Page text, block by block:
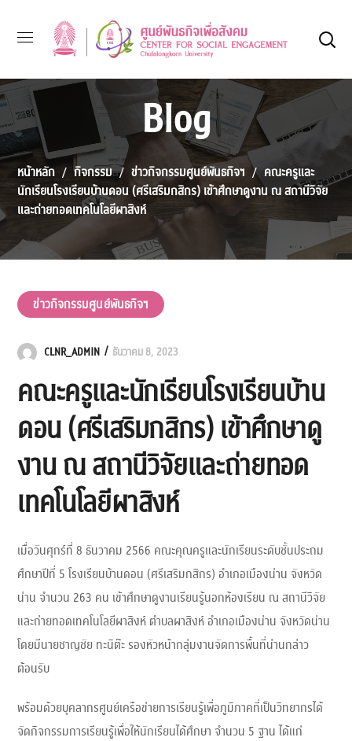
Blog
หน้าหลัก กิจกรรม ข่าวกิจกรรมศูนย์พันธกิจฯ
คณะครูและ
นักเรียนโรงเรียนบ้านดอน (ศรีเสริมกสิกร) เข้าศึกษาดูงาน ณ สถานีวิจัย
และถ่ายทอดเทคโนโลยีผาสิงห์
ข่าวกิจกรรมศูนย์พันธกิจฯ
CLNR_ADMIN ธันวาคม 8, 2023
คณะครูและนักเรียนโรงเรียนบ้าน
ดอน (ศรีเสริมกสิกร) เข้าศึกษาดู
งาน ณ สถานีวิจัยและถ่ายทอด
เทคโนโลยีผาสิงห์
เมื่อวันศุกร์ที่ 8 ธันวาคม 2566 คณะคุณครูและนักเรียนระดับชั้นประถม
ศึกษาปีที่ 5 โรงเรียนบ้านดอน (ศรีเสริมกสิกร) อำเภอเมืองน่าน จังหวัด
น่าน จำนวน 263 คน เข้าศึกษาดูงานเรียนรู้นอกห้องเรียน ณ สถานีวิจัย
และถ่ายทอดเทคโนโลยีผาสิงห์ ตำบลผาสิงห์ อำเภอเมืองน่าน จังหวัดน่าน
โดยมีนายชาญชัย ทะนิต๊ะ รองหัวหน้ากลุ่มงานจัดการพื้นที่น่านกล่าว
ต้อนรับ
พร้อมด้วยบุคลากรศูนย์เครือข่ายการเรียนรู้เพื่อภูมิภาคที่เป็นวิทยากรได้
จัดกิจกรรมการเรียนรู้เพื่อให้นักเรียนได้ศึกษา จำนวน 5 ฐาน ได้แก่